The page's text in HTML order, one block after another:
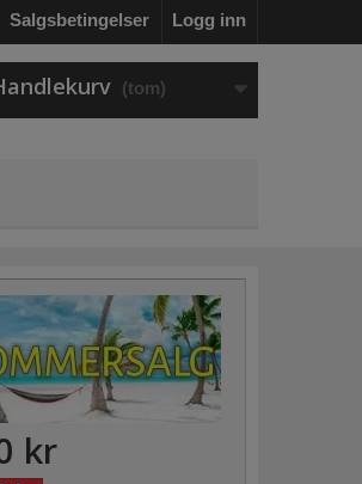
Logg inn
Salgsbetingelser
(tom)
kr